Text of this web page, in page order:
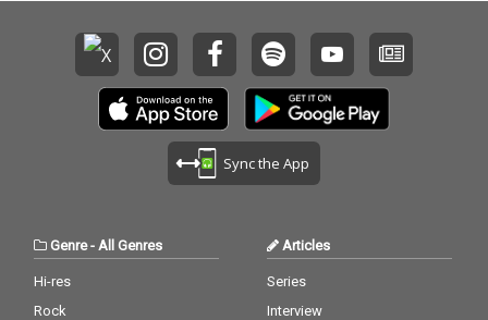
Sync the App
Genre- All Genres
Hi-res
Rock
Articles
Series
Interview